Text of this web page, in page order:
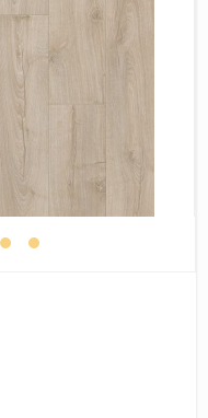
Дуб светлый
Коричневый
Австрия